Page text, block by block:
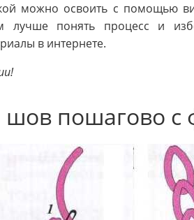
можно освоить с помощью
лучше понять процесс и
в интернете.
пошагово с